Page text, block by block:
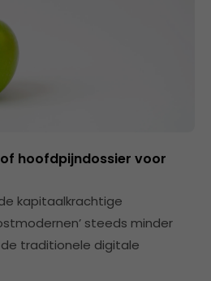
hoofdpijndossier voor
kapitaalkrachtige
steeds minder
traditionele digitale